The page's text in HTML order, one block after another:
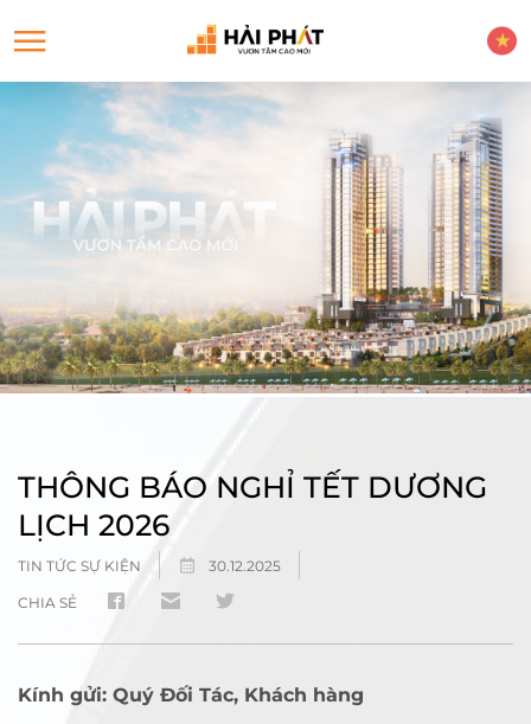
THÔNG BÁO NGHỈ TẾT DƯƠNG
LỊCH 2026
TIN TỨC SỰ KIỆN 30.12.2025
CHIA SẺ
Kính gửi: Quý Đối Tác, Khách hàng